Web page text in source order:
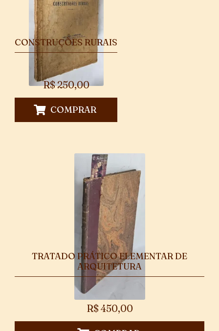
CONSTRUÇÕES RURAIS
R$250,00
COMPRAR
TRATADO PRÁTICO ELEMENTAR DE
ARQUITETURA
R$ 450,00